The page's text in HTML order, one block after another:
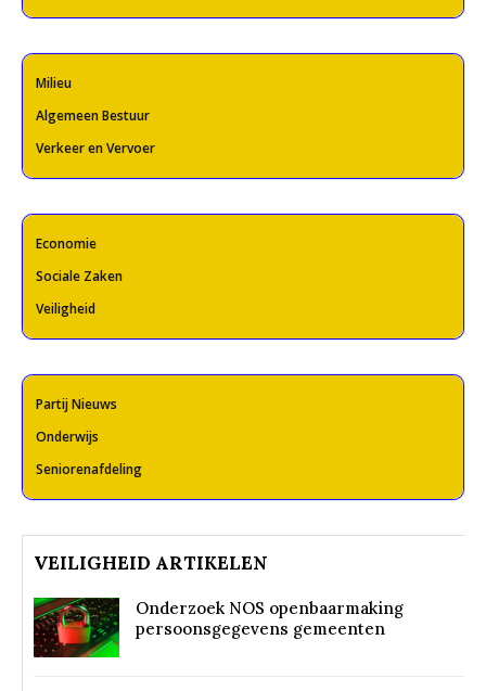
Milieu
Algemeen Bestuur
Verkeer en Vervoer
Economie
Sociale Zaken
Veiligheid
Partij Nieuws
Onderwijs
Seniorenafdeling
VEILIGHEID ARTIKELEN
Onderzoek NOS openbaarmaking
persoonsgegevens gemeenten